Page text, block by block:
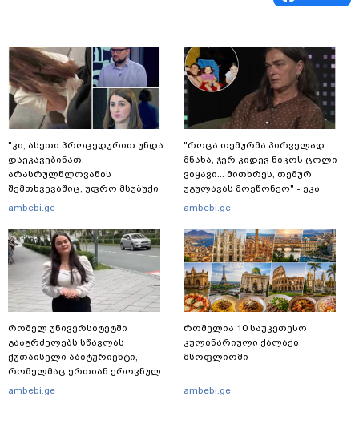
"კი, ასეთი პროცედურით უნდა
დაეკავებინათ,
არასრულწლოვანის
შემთხვევაშიც, უფრო მსუბუქი
ვარიანტი ძნელი
რატომ აღსრულდა განჩინება
ღამე" - იურისტები
ambebi.ge
რომელ უნივერსიტეტში
გააგრძელებს სწავლას
ქუთაისელი აბიტურიენტი,
რომელმაც ერთიან ეროვნულ
გამოცდებზე, ყველა საგანში
ambebi.ge
"როცა თემურმა პირველად
მნახა, ჯერ კიდევ ნიკოს ცოლი
ვიყავი... მითხრეს, თემურ
უგულავას მოეწონეო" - ეკა
ნიჟარაძე მისი და ცნობილი
ambebi.ge
რომელია 10 საუკეთესო
კულინარიული ქალაქი
მსოფლიოში
ambebi.ge